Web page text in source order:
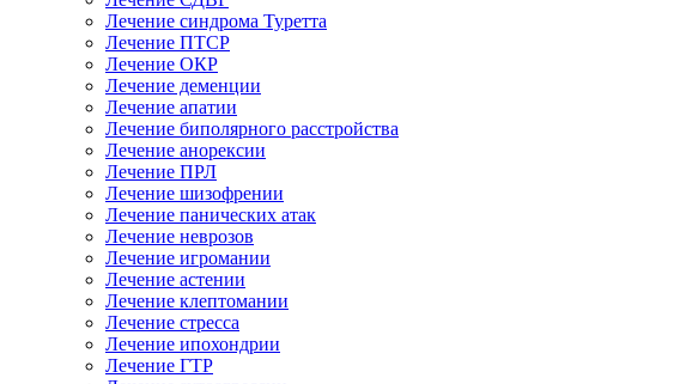
Лечение синдрома Туретта
Лечение ПТСР
Лечение ОКР
Лечение деменции
Лечение апатии
Лечение биполярного расстройства
Лечение анорексии
Лечение ПРЛ
Лечение шизофрении
Лечение панических атак
Лечение неврозов
Лечение игромании
Лечение астении
Лечение клептомании
Лечение стресса
Лечение ипохондрии
Лечение ГТР